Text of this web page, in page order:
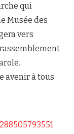
qui
Musée des
vers
avenir à tous